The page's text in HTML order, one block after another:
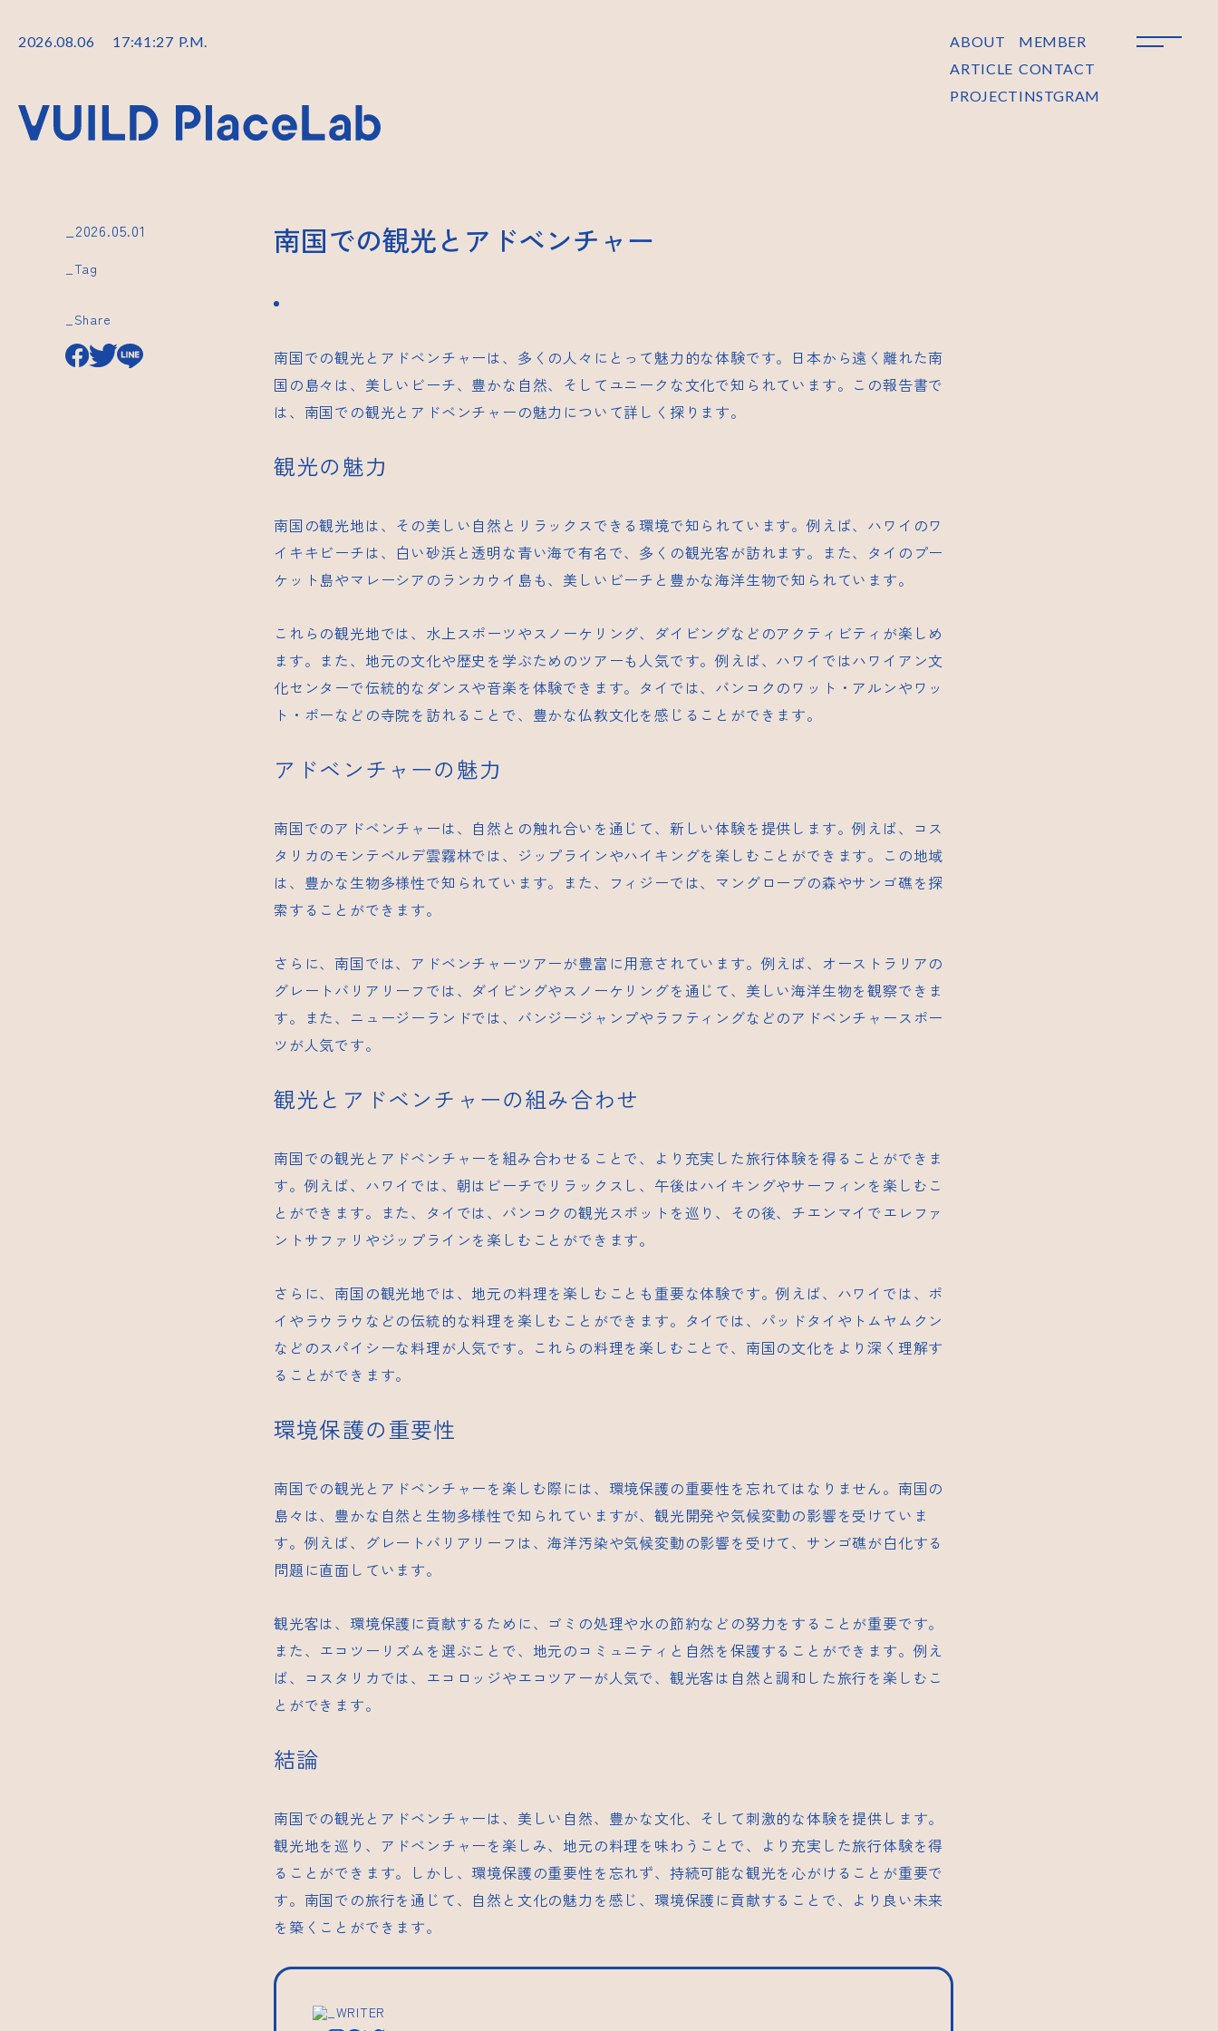
2026.08.06 17:41 :28 P.M.
ABOUT
ARTICLE
PROJECT
MEMBER
CONTACT
INSTGRAM
_2026.05.01
_Tag
_Share
南国での観光とアドベンチャー
南国での観光とアドベンチャーは、多くの人々にとって魅力的な体験です。日本から遠く離れた南
国の島々は、美しいビーチ、豊かな自然、そしてユニークな文化で知られています。この報告書で
は、南国での観光とアドベンチャーの魅力について詳しく探ります。
観光の魅力
南国の観光地は、その美しい自然とリラックスできる環境で知られています。例えば、ハワイのワ
イキキビーチは、白い砂浜と透明な青い海で有名で、多くの観光客が訪れます。また、タイのプー
ケット島やマレーシアのランカウイ島も、美しいビーチと豊かな海洋生物で知られています。
これらの観光地では、水上スポーツやスノーケリング、ダイビングなどのアクティビティが楽しめ
ます。また、地元の文化や歴史を学ぶためのツアーも人気です。例えば、ハワイではハワイアン文
化センターで伝統的なダンスや音楽を体験できます。タイでは、バンコクのワット・アルンやワッ
ト・ポーなどの寺院を訪れることで、豊かな仏教文化を感じることができます。
アドベンチャーの魅力
南国でのアドベンチャーは、自然との触れ合いを通じて、新しい体験を提供します。例えば、コス
タリカのモンテベルデ雲霧林では、ジップラインやハイキングを楽しむことができます。この地域
は、豊かな生物多様性で知られています。また、フィジーでは、マングローブの森やサンゴ礁を探
索することができます。
さらに、南国では、アドベンチャーツアーが豊富に用意されています。例えば、オーストラリアの
グレートバリアリーフでは、ダイビングやスノーケリングを通じて、美しい海洋生物を観察できま
す。また、ニュージーランドでは、バンジージャンプやラフティングなどのアドベンチャースポー
ツが人気です。
観光とアドベンチャーの組み合わせ
南国での観光とアドベンチャーを組み合わせることで、より充実した旅行体験を得ることができま
す。例えば、ハワイでは、朝はビーチでリラックスし、午後はハイキングやサーフィンを楽しむこ
とができます。また、タイでは、バンコクの観光スポットを巡り、その後、チエンマイでエレファ
ントサファリやジップラインを楽しむことができます。
さらに、南国の観光地では、地元の料理を楽しむことも重要な体験です。例えば、ハワイでは、ポ
イやラウラウなどの伝統的な料理を楽しむことができます。タイでは、パッドタイやトムヤムクン
などのスパイシーな料理が人気です。これらの料理を楽しむことで、南国の文化をより深く理解す
ることができます。
環境保護の重要性
南国での観光とアドベンチャーを楽しむ際には、環境保護の重要性を忘れてはなりません。南国の
島々は、豊かな自然と生物多様性で知られていますが、観光開発や気候変動の影響を受けていま
す。例えば、グレートバリアリーフは、海洋汚染や気候変動の影響を受けて、サンゴ礁が白化する
問題に直面しています。
観光客は、環境保護に貢献するために、ゴミの処理や水の節約などの努力をすることが重要です。
また、エコツーリズムを選ぶことで、地元のコミュニティと自然を保護することができます。例え
ば、コスタリカでは、エコロッジやエコツアーが人気で、観光客は自然と調和した旅行を楽しむこ
とができます。
結論
南国での観光とアドベンチャーは、美しい自然、豊かな文化、そして刺激的な体験を提供します。
観光地を巡り、アドベンチャーを楽しみ、地元の料理を味わうことで、より充実した旅行体験を得
ることができます。しかし、環境保護の重要性を忘れず、持続可能な観光を心がけることが重要で
す。南国での旅行を通じて、自然と文化の魅力を感じ、環境保護に貢献することで、より良い未来
を築くことができます。
_WRITER